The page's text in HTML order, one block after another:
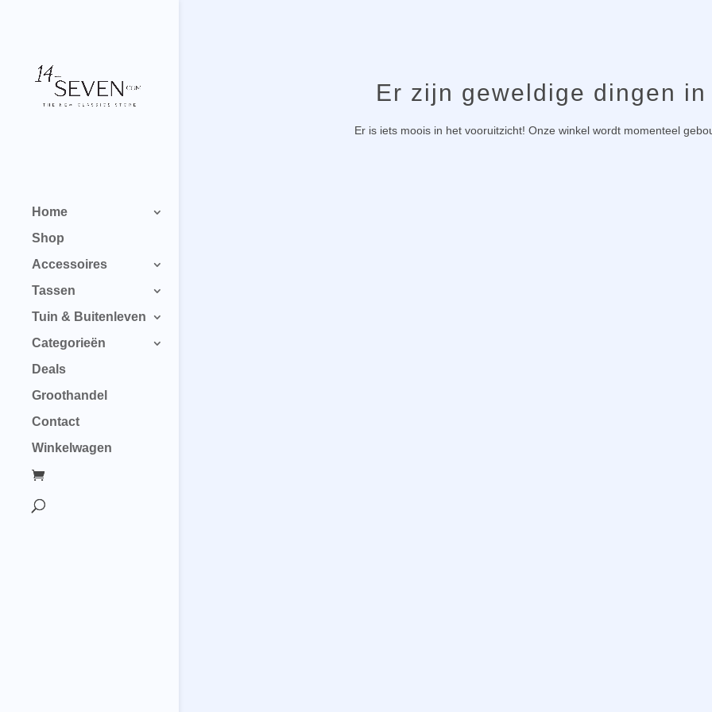
Home
Shop
Accessoires
Tassen
Tuin & Buitenleven
Categorieën
Deals
Groothandel
Contact
Winkelwagen
Er zijn geweldige dingen
Er is iets moois in het vooruitzicht! Onze winkel wordt momenteel